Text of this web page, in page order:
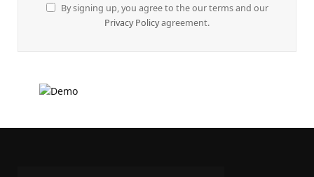
By signing up, you agree to the our terms and our
Privacy Policyagreement.